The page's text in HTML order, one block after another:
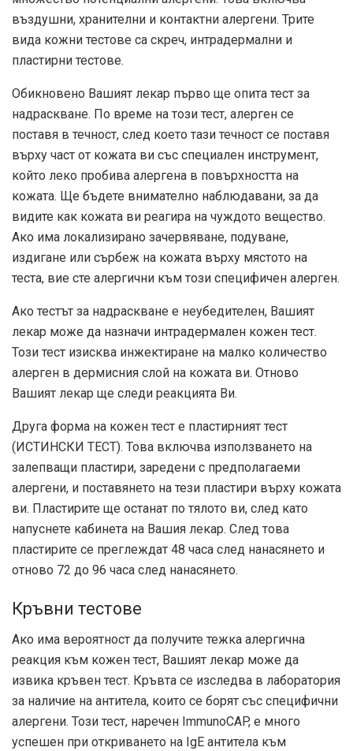
въздушни, хранителни и контактни алергени. Трите
вида кожни тестове са скреч, интрадермални и
пластирни тестове.
Обикновено Вашият лекар първо ще опита тест за
надраскване. По време на този тест, алерген се
поставя в течност, след което тази течност се поставя
върху част от кожата ви със специален инструмент,
който леко пробива алергена в повърхността на
кожата. Ще бъдете внимателно наблюдавани, за да
видите как кожата ви реагира на чуждото вещество.
Ако има локализирано зачервяване, подуване,
издигане или сърбеж на кожата върху мястото на
теста, вие сте алергични към този специфичен алерген.
Ако тестът за надраскване е неубедителен, Вашият
лекар може да назначи интрадермален кожен тест.
Този тест изисква инжектиране на малко количество
алерген в дермисния слой на кожата ви. Отново
Вашият лекар ще следи реакцията Ви.
Друга форма на кожен тест е пластирният тест
(ИСТИНСКИ ТЕСТ). Това включва използването на
залепващи пластири, заредени с предполагаеми
алергени, и поставянето на тези пластири върху кожата
ви. Пластирите ще останат по тялото ви, след като
напуснете кабинета на Вашия лекар. След това
пластирите се преглеждат 48 часа след нанасянето и
отново 72 до 96 часа след нанасянето.
Кръвни тестове
Ако има вероятност да получите тежка алергична
реакция към кожен тест, Вашият лекар може да
извика кръвен тест. Кръвта се изследва в лаборатория
за наличие на антитела, които се борят със специфични
алергени. Този тест, наречен ImmunoCAP, е много
успешен при откриването на IgE антитела към